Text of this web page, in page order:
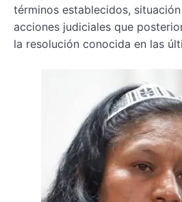
términos establecidos,
acciones judiciales que
la resolución conocida en las